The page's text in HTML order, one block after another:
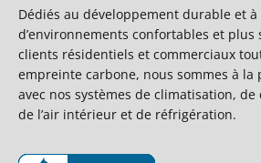
Dédiés au développement durable et
d’environnements confortables et plus
clients résidentiels et commerciaux
empreinte carbone, nous sommes à la
avec nos systèmes de climatisation,
de l’air intérieur et de réfrigération.